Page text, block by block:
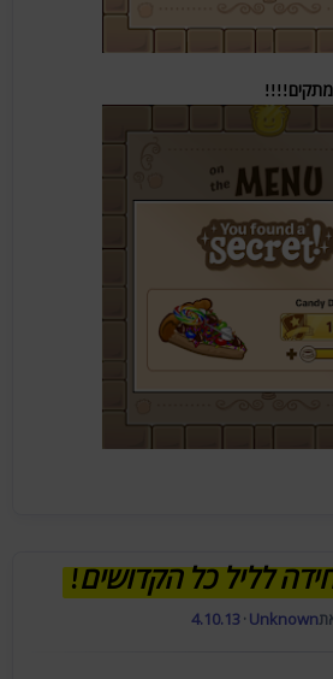
לליל כל הקדושים!
Unknown
·
4.10.13